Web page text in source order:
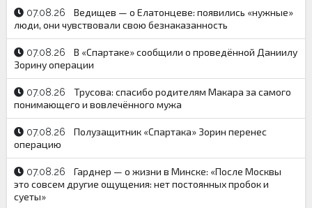
07.08.26
Ведищев — о Елатонцеве: появились «нужные»
люди, они чувствовали свою безнаказанность
07.08.26
В «Спартаке» сообщили о проведённой Даниилу
Зорину операции
07.08.26
Трусова: спасибо родителям Макара за самого
понимающего и вовлечённого мужа
07.08.26
Полузащитник «Спартака» Зорин перенес
операцию
07.08.26
Гарднер — о жизни в Минске: «После Москвы
это совсем другие ощущения: нет постоянных пробок и
суеты»